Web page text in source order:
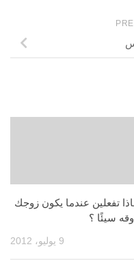
تفعلين عندما يكون زوجك
سيئًا ؟
9 يوليو، 2012